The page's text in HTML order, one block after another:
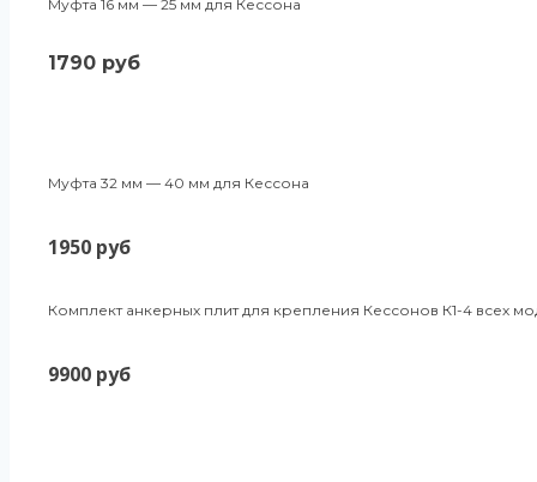
Муфта 16 мм — 25 мм для Кессона
1790 руб
Муфта 32 мм — 40 мм для Кессона
1950 руб
Комплект анкерных плит для крепления Кессонов К1-4 всех
9900 руб